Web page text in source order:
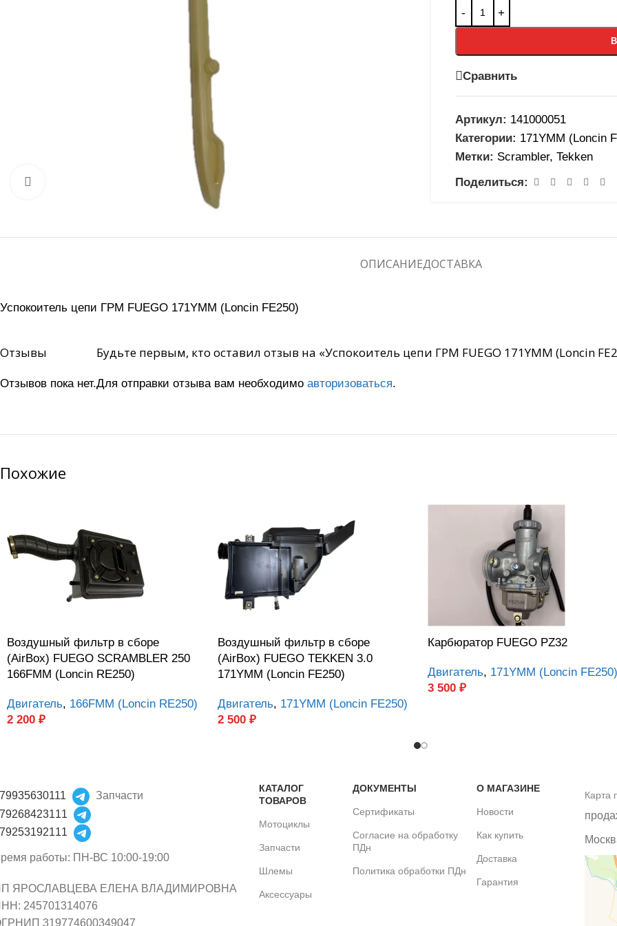
Сравнить
Артикул: 141000051
Категории: 171YMM (Loncin
Метки: Scrambler, Tekken
Поделиться:
ОПИСАНИЕДОСТАВКА
Успокоитель цепи ГРМ FUEGO 171YMM (Loncin FE250)
Отзывы
Отзывов пока нет.
Будьте первым, кто оставил отзыв на «Успокоитель цепи ГРМ FUEGO 171YMM (Loncin
Для отправки отзыва вам необходимо авторизоваться.
Похожие
Воздушный фильтр в сборе
(AirBox) FUEGO SCRAMBLER 250
166FMM (Loncin RE250)
Двигатель, 166FMM (Loncin RE250)
2 200 ₽
Воздушный фильтр в сборе
(AirBox) FUEGO TEKKEN 3.0
171YMM (Loncin FE250)
Двигатель, 171YMM (Loncin FE250)
2 500 ₽
Карбюратор FUEGO PZ32
Двигатель, 171YMM (Loncin FE250)
3 500 ₽
Запчасти
работы: ПН-ВС 10:00-19:00
ЯРОСЛАВЦЕВА ЕЛЕНА ВЛАДИМИРОВНА
245701314076
319774600349047
КАТАЛОГ
ТОВАРОВ
Мотоциклы
Запчасти
Шлемы
Аксессуары
ДОКУМЕНТЫ
Сертификаты
Согласие на обработку
ПДн
Политика обработки ПДн
О МАГАЗИНЕ
Новости
Как купить
Доставка
Гарантия
Карта